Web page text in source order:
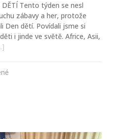
DĚTÍ Tento týden se nesl
zábavy a her, protože
Den dětí. Povídali jsme si
i jinde ve světě. Africe, Asii,